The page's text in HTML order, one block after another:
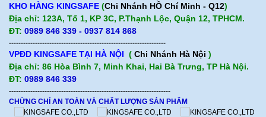
KHO HÀNG KINGSAFE (Chi Nhánh HỒ Chí Minh - Q12)
Địa chỉ: 123A, Tổ 1, KP 3C, P.Thạnh Lộc, Quận 12, TPHCM.
ĐT: 0989 846 339 - 0937 814 868
------------------------------------------------------------------
VPĐD KINGSAFE TẠI HÀ NỘI ( Chi Nhánh Hà Nội )
Địa chỉ: 86 Hòa Bình 7, Minh Khai, Hai Bà Trưng, TP Hà Nội.
ĐT: 0989 846 339
--------------------------------------------------------------------
CHỨNG CHỈ AN TOÀN VÀ CHẤT LƯỢNG SẢN PHẨM